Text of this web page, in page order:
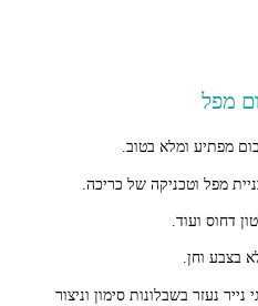
מפל
מפתיע ומלא בטוב.
מפל וטכניקה של כריכה.
דחוס ועוד.
בצבע וחן.
נעזר בשבלונות סימון וניצור